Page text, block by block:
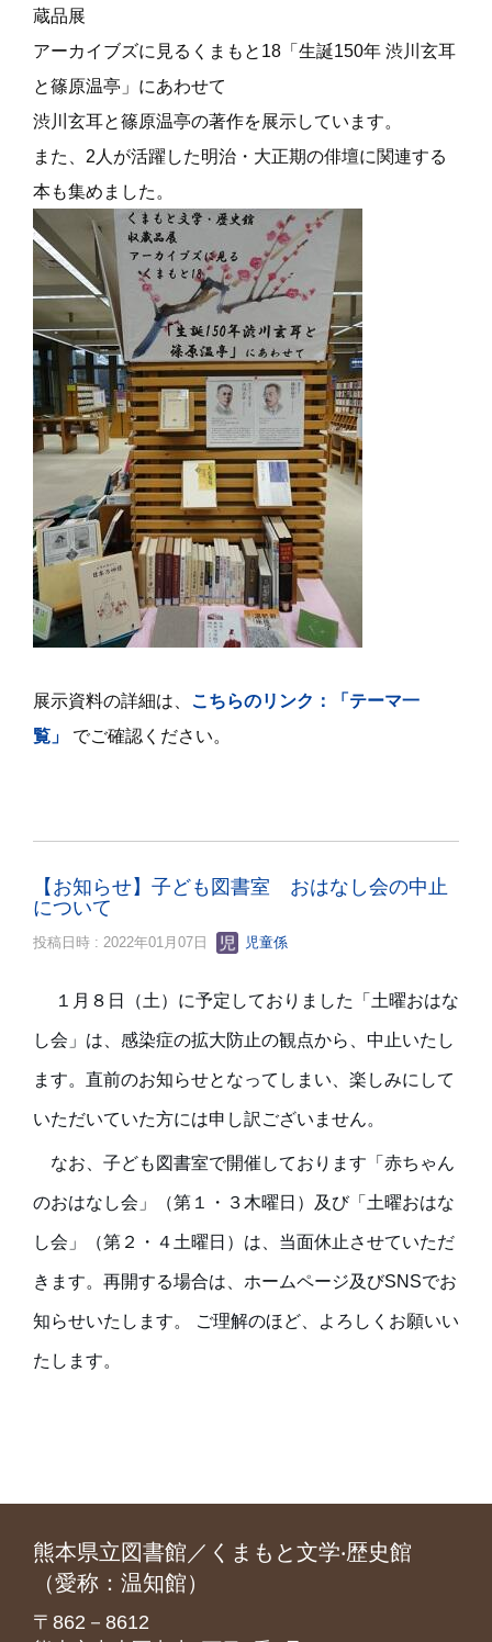
蔵品展
アーカイブズに見るくまもと18「生誕150年 渋川玄耳
と篠原温亭」にあわせて
渋川玄耳と篠原温亭の著作を展示しています。
また、2人が活躍した明治・大正期の俳壇に関連する
本も集めました。
展示資料の詳細は、 こちらのリンク：「テーマ一
覧」
でご確認ください。
【お知らせ】子ども図書室 おはなし会の中止
について
投稿日時 : 2022年01月07日 児童係
１月８日（土）に予定しておりました「土曜おはな
し会」は、感染症の拡大防止の観点から、中止いたし
ます。直前のお知らせとなってしまい、楽しみにして
いただいていた方には申し訳ございません。
なお、子ども図書室で開催しております「赤ちゃん
のおはなし会」（第１・３木曜日）及び「土曜おはな
し会」（第２・４土曜日）は、当面休止させていただ
きます。再開する場合は、ホームページ及びSNSでお
知らせいたします。 ご理解のほど、よろしくお願いい
たします。
熊本県立図書館／くまもと文学‧歴史館
（愛称：温知館）
〒862－8612